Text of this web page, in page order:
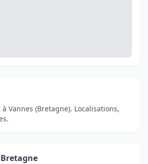
Vannes (Bretagne). Localisations,